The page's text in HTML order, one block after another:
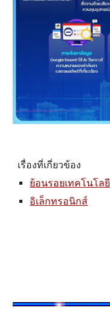
เรื่องที่เกี่ยวข้อง
ย้อนรอยเทคโนโลยี
อิเล็กทรอนิกส์